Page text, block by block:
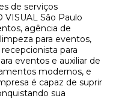
de serviços
VISUAL São Paulo
agência de
para eventos,
para
eventos e auxiliar de
modernos, e
é capaz de suprir
sua